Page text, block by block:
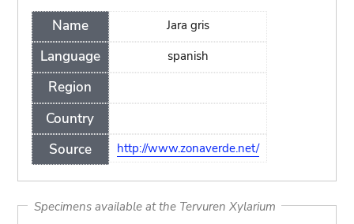
Name
Language
Region
Country
Source
Jara gris
spanish
http://www.zonaverde.net/
Specimens available at the Tervuren Xylarium